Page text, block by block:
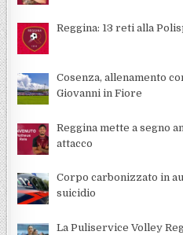
Reggina: 13 reti alla
Cosenza, allenamento
Giovanni in Fiore
Reggina mette a segno
attacco
Corpo carbonizzato in
suicidio
La Puliservice Volley